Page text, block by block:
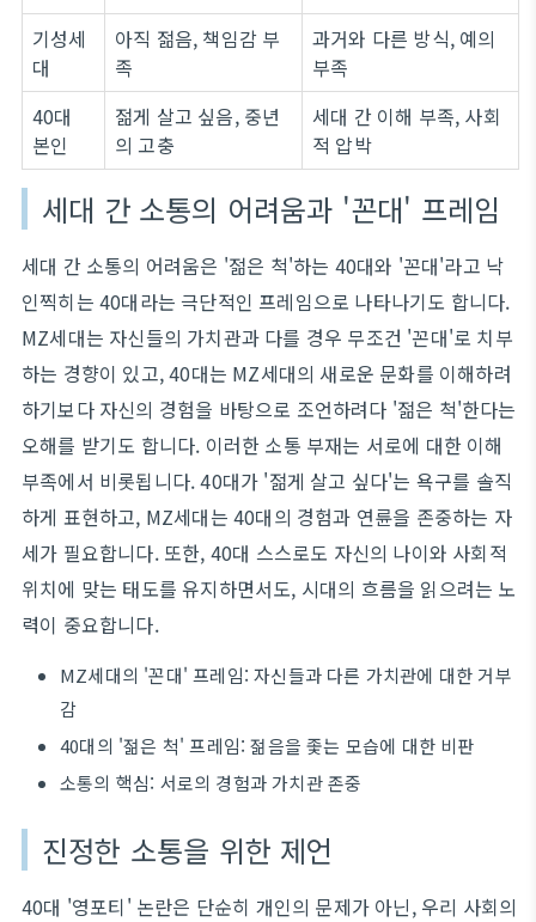
기성세
대
아직 젊음, 책임감 부
족
과거와 다른 방식, 예의
부족
40대
본인
젊게 살고 싶음, 중년
의 고충
세대 간 이해 부족, 사회
적 압박
세대 간 소통의 어려움과 '꼰대' 프레임
세대 간 소통의 어려움은 '젊은 척'하는 40대와 '꼰대'라고 낙
인찍히는 40대라는 극단적인 프레임으로 나타나기도 합니다.
MZ세대는 자신들의 가치관과 다를 경우 무조건 '꼰대'로 치부
하는 경향이 있고, 40대는 MZ세대의 새로운 문화를 이해하려
하기보다 자신의 경험을 바탕으로 조언하려다 '젊은 척'한다는
오해를 받기도 합니다. 이러한 소통 부재는 서로에 대한 이해
부족에서 비롯됩니다. 40대가 '젊게 살고 싶다'는 욕구를 솔직
하게 표현하고, MZ세대는 40대의 경험과 연륜을 존중하는 자
세가 필요합니다. 또한, 40대 스스로도 자신의 나이와 사회적
위치에 맞는 태도를 유지하면서도, 시대의 흐름을 읽으려는 노
력이 중요합니다.
MZ세대의 '꼰대' 프레임: 자신들과 다른 가치관에 대한 거부
감
40대의 '젊은 척' 프레임: 젊음을 좇는 모습에 대한 비판
소통의 핵심: 서로의 경험과 가치관 존중
진정한 소통을 위한 제언
40대 '영포티' 논란은 단순히 개인의 문제가 아닌, 우리 사회의